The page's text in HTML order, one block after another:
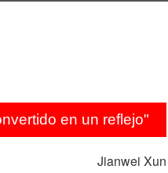
que habrá
como
agosto 5, 2026
en un reflejo"
Jianwei Xun